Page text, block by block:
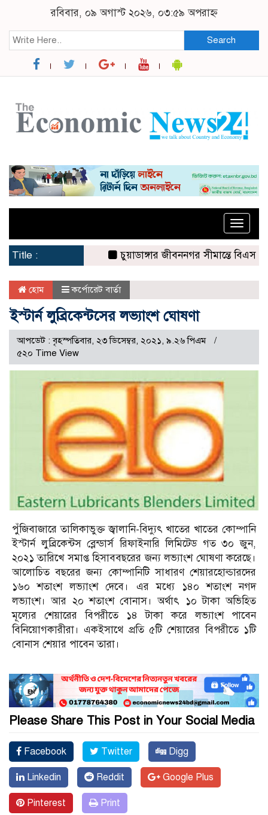
রবিবার, ০৯ অগাস্ট ২০২৬, ০৩:৫৯ অপরাহ্ন
Search
Toggle
Title :
চুয়াডাঙ্গার জীবননগর সীমান্তে বিএসএফের
হোম কর্পোরেট বার্তা
ইস্টার্ন লুব্রিকেন্টসের লভ্যাংশ ঘোষণা
আপডেট : বৃহস্পতিবার, ২৩ ডিসেম্বর, ২০২১, ৯.২৬ পিএম
৫২০ Time View
পুঁজিবাজারে তালিকাভুক্ত জ্বালানি-বিদ্যুৎ খাতের খাতের কোম্পানি
ইস্টার্ন লুব্রিকেন্টস ব্লেন্ডার্স রিফাইনারি লিমিটেড গত ৩০ জুন,
২০২১ তারিখে সমাপ্ত হিসাববছরের জন্য লভ্যাংশ ঘোষণা করেছে।
আলোচিত বছরের জন্য কোম্পানিটি সাধারণ শেয়ারহোল্ডারদের
১৬০ শতাংশ লভ্যাংশ দেবে। এর মধ্যে ১৪০ শতাংশ নগদ
লভ্যাংশ। আর ২০ শতাংশ বোনাস। অর্থাৎ ১০ টাকা অভিহিত
মূল্যের শেয়ারের বিপরীতে ১৪ টাকা করে লভ্যাংশ পাবেন
বিনিয়োগকারীরা। একইসাথে প্রতি ৫টি শেয়ারের বিপরীতে ১টি
বোনাস শেয়ার পাবেন তারা।
Please Share This Post in Your Social Media
Facebook Twitter Digg
Linkedin Reddit Google Plus
Pinterest Print